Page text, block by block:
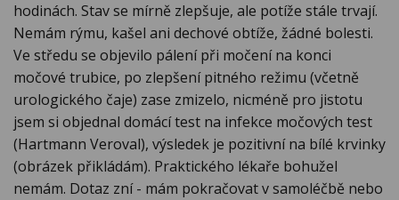
hodinách. Stav se mírně zlepšuje, ale potíže stále trvají.
Nemám rýmu, kašel ani dechové obtíže, žádné bolesti.
Ve středu se objevilo pálení při močení na konci
močové trubice, po zlepšení pitného režimu (včetně
urologického čaje) zase zmizelo, nicméně pro jistotu
jsem si objednal domácí test na infekce močových test
(Hartmann Veroval), výsledek je pozitivní na bílé krvinky
(obrázek přikládám). Praktického lékaře bohužel
nemám. Dotaz zní - mám pokračovat v samoléčbě nebo